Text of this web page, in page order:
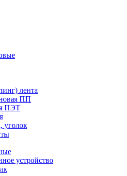
лента
ПП
ПЭТ
уголок
устройство